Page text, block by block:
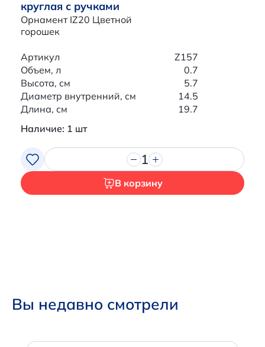
Итого:
0 р.
Продолжить покупки
круглая с ручками
Орнамент IZ20 Цветной
горошек
Артикул
Z157
Объем, л
0.7
Высота, см
5.7
Диаметр внутренний, см
14.5
Длина, см
19.7
Наличие: 1 шт
1
В корзину
Вы недавно смотрели